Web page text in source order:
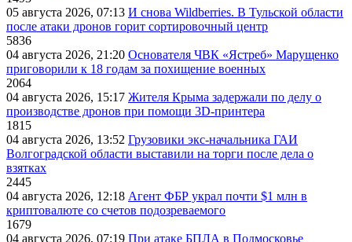
05 августа 2026, 07:13 И снова Wildberries. В Тульской области
после атаки дронов горит сортировочный центр
5836
04 августа 2026, 21:20 Основателя ЧВК «Ястреб» Марущенко
приговорили к 18 годам за похищение военных
2064
04 августа 2026, 15:17 Жителя Крыма задержали по делу о
производстве дронов при помощи 3D‑принтера
1815
04 августа 2026, 13:52 Грузовики экс-начальника ГАИ
Волгоградской области выставили на торги после дела о
взятках
2445
04 августа 2026, 12:18 Агент ФБР украл почти $1 млн в
криптовалюте со счетов подозреваемого
1679
04 августа 2026, 07:19 При атаке БПЛА в Подмосковье